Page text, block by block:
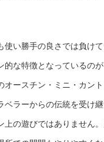
使い勝手の良さでは負け
的な特徴となっているの
オースチン・ミニ・カン
ベラーからの伝統を受け
上の遊びではありません